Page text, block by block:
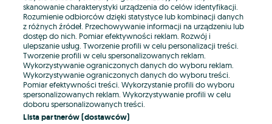
E-mail
Hasło
skanowanie charakterystyki urządzenia do celów identyfikacji.
Rozumienie odbiorców dzięki statystyce lub kombinacji danych
z różnych źródeł. Przechowywanie informacji na urządzeniu lub
dostęp do nich. Pomiar efektywności reklam. Rozwój i
ulepszanie usług. Tworzenie profili w celu personalizacji treści.
Tworzenie profili w celu spersonalizowanych reklam.
Wykorzystywanie ograniczonych danych do wyboru reklam.
Wykorzystywanie ograniczonych danych do wyboru treści.
Pomiar efektywności treści. Wykorzystanie profili do wyboru
spersonalizowanych reklam. Wykorzystywanie profili w celu
doboru spersonalizowanych treści.
Lista partnerów (dostawców)